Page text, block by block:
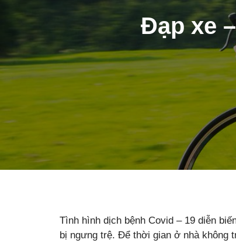
Đạp xe
Tình hình dịch bệnh Covid – 19 diễn
bị ngưng trệ. Để thời gian ở nhà không